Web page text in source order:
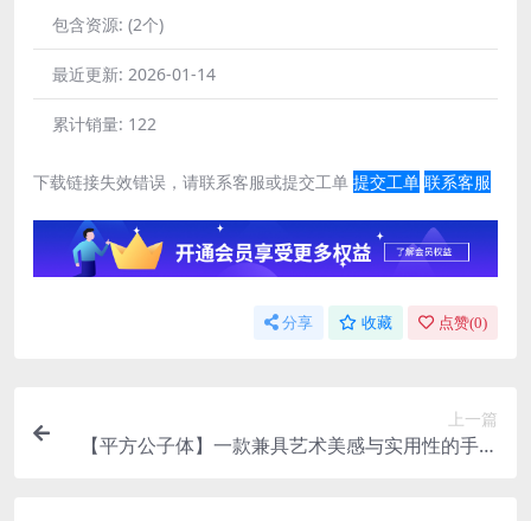
包含资源: (2个)
最近更新: 2026-01-14
累计销量: 122
下载链接失效错误，请联系客服或提交工单 提交工单 联系客服
分享 收藏 点赞(0)
上一篇
【平方公子体】一款兼具艺术美感与实用性的手写